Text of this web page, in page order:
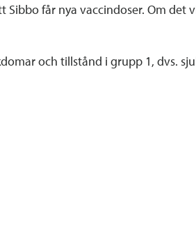
får nya vaccindoser. Om
och tillstånd i grupp 1, dvs.